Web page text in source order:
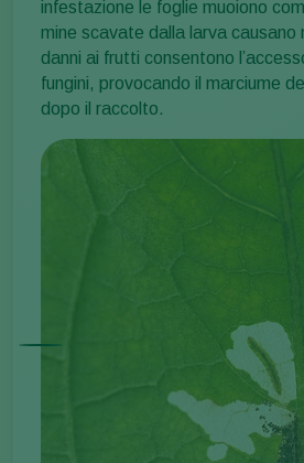
infestazione le foglie muoiono
mine scavate dalla larva causano
danni ai frutti consentono
fungini, provocando il marciume
dopo il raccolto.